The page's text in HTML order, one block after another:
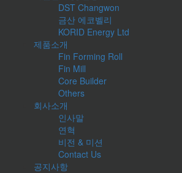
DST Changwon
금산 에코벨리
KORID Energy Ltd
제품소개
Fin Forming Roll
Fin Mill
Core Builder
Others
회사소개
인사말
연혁
비전 & 미션
Contact Us
공지사항